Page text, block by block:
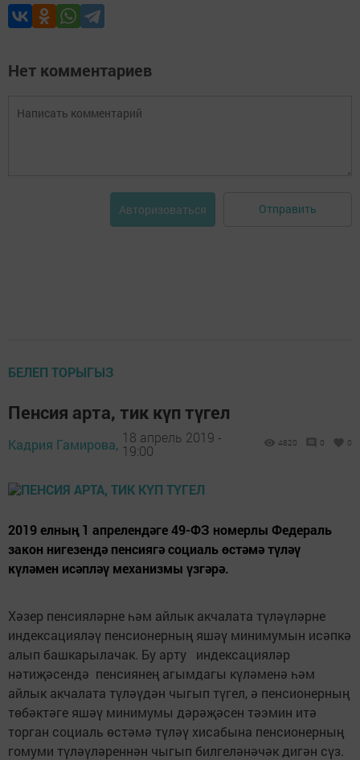
Нет комментариев
Авторизоваться Отправить
БЕЛЕП ТОРЫГЫЗ
Пенсия арта, тик күп түгел
Кадрия Гамирова, 18 апрель 2019 -
19:00
4820 0 0
2019 елның 1 апрелендәге 49-ФЗ номерлы Федераль
закон нигезендә пенсиягә социаль өстәмә түләү
күләмен исәпләү механизмы үзгәрә.
Хәзер пенсияләрне һәм айлык акчалата түләүләрне
индексацияләү пенсионерның яшәү минимумын исәпкә
алып башкарылачак. Бу арту индексацияләр
нәтиҗәсендә пенсиянең агымдагы күләменә һәм
айлык акчалата түләүдән чыгып түгел, ә пенсионерның
төбәктәге яшәү минимумы дәрәҗәсен тәэмин итә
торган социаль өстәмә түләү хисабына пенсионерның
гомуми түләүләреннән чыгып билгеләнәчәк дигән сүз.